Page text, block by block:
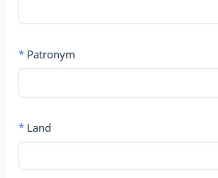
* Patronym
* Land